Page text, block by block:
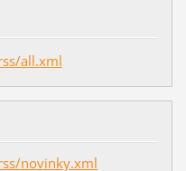
all.xml
novinky.xml